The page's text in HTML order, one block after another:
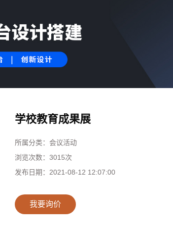
学校教育成果展
所属分类： 会议活动
浏览次数： 3015次
发布日期： 2021-08-12 12:07:00
我要询价